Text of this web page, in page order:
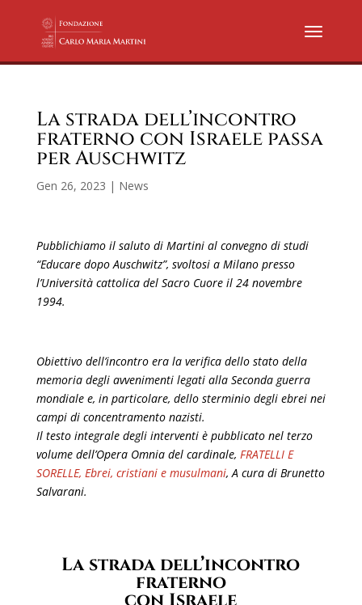
La strada dell’incontro
fraterno con Israele passa
per Auschwitz
Gen 26, 2023 | News
Pubblichiamo il saluto di Martini al convegno di studi
“Educare dopo Auschwitz”, svoltosi a Milano presso
l’Università cattolica del Sacro Cuore il 24 novembre
1994.
Obiettivo dell’incontro era la verifica dello stato della
memoria degli avvenimenti legati alla Seconda guerra
mondiale e, in particolare, dello sterminio degli ebrei nei
campi di concentramento nazisti.
Il testo integrale degli interventi è pubblicato nel terzo
volume dell’Opera Omnia del cardinale, FRATELLI E
SORELLE, Ebrei, cristiani e musulmani, A cura di Brunetto
Salvarani.
La strada dell’incontro
fraterno